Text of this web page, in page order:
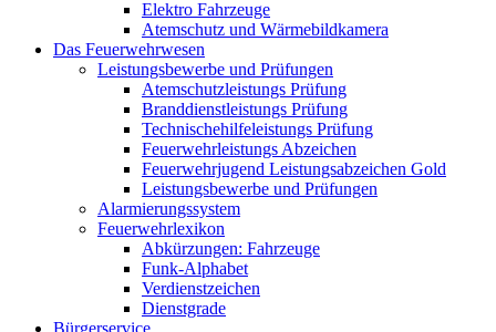
Elektro Fahrzeuge
Atemschutz und Wärmebildkamera
Das Feuerwehrwesen
Leistungsbewerbe und Prüfungen
Atemschutzleistungs Prüfung
Branddienstleistungs Prüfung
Technischehilfeleistungs Prüfung
Feuerwehrleistungs Abzeichen
Feuerwehrjugend Leistungsabzeichen Gold
Leistungsbewerbe und Prüfungen
Alarmierungssystem
Feuerwehrlexikon
Abkürzungen: Fahrzeuge
Funk-Alphabet
Verdienstzeichen
Dienstgrade
Bürgerservice